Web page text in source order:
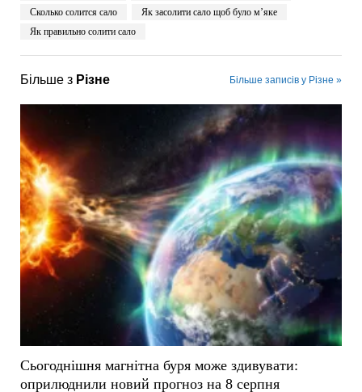
Сколько солится сало
Як засолити сало щоб було м’яке
Як правильно солити сало
Більше з Різне Більше записів у Різне »
Сьогоднішня магнітна буря може здивувати:
оприлюднили новий прогноз на 8 серпня